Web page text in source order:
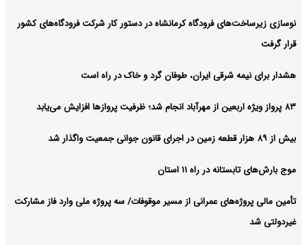
نوسازی زیرساخت‌های فرودگاه کرمانشاه در دستور کار شرکت فرودگاه‌های کشور
قرار گرفت
هشدار برای نیمه شرقی ایران، طوفان گرد و خاک در راه است
۸۳ پرواز ویژه اربعین از مهرآباد انجام شد؛ ظرفیت پروازها افزایش می‌یابد
بیش از ۸۹ هزار قطعه زمین در اجرای قانون جوانی جمعیت واگذار شد
موج بارش‌های تابستانه در راه ۱۱ استان
تأمین مالی پروژه‌های عمرانی از مسیر موقوفات/ سه پروژه ملی وارد فاز مشارکت
غیردولتی شد